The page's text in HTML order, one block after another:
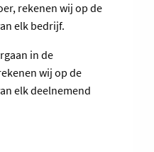
rekenen wij op de
elk bedrijf.
in de
wij op de
elk deelnemend